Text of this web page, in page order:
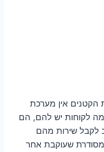
הקטנים אין מערכת
לקוחות יש להם, הם
לקבל שירות מהם
שעוקבת אחר